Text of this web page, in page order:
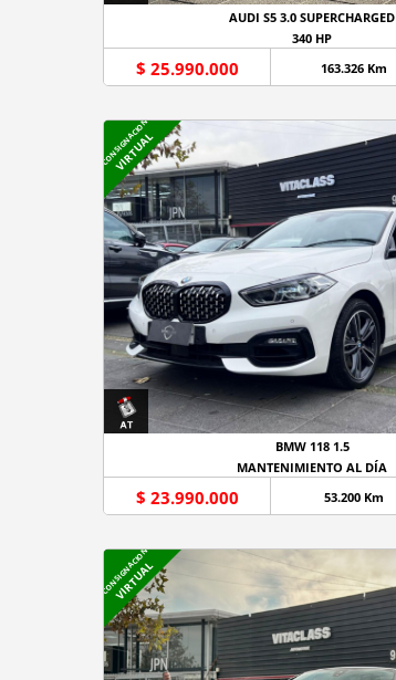
AUDI S5 3.0 SUPERCHARGED
340 HP
$ 25.990.000 163.326 Km
CONSIGNACION
VIRTUAL
BMW 118 1.5
MANTENIMIENTO AL DÍA
$ 23.990.000 53.200 Km
CONSIGNACION
VIRTUAL